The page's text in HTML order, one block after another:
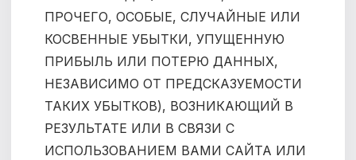
ПРОЧЕГО, ОСОБЫЕ, СЛУЧАЙНЫЕ ИЛИ
КОСВЕННЫЕ УБЫТКИ, УПУЩЕННУЮ
ПРИБЫЛЬ ИЛИ ПОТЕРЮ ДАННЫХ,
НЕЗАВИСИМО ОТ ПРЕДСКАЗУЕМОСТИ
ТАКИХ УБЫТКОВ), ВОЗНИКАЮЩИЙ В
РЕЗУЛЬТАТЕ ИЛИ В СВЯЗИ С
ИСПОЛЬЗОВАНИЕМ ВАМИ САЙТА ИЛИ